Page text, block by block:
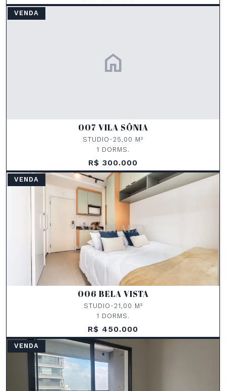
home
VENDA
007 VILA SÔNIA
STUDIO • 25,00 M²
1 DORMS.
R$ 300.000
VENDA
006 BELA VISTA
STUDIO • 21,00 M²
1 DORMS.
R$ 450.000
VENDA